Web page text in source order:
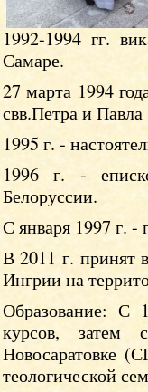
1992-1994 гг.
Самаре.
27 марта 1994
свв.Петра и
1995 г. -
1996 г. -
Белоруссии.
С января 1997 г.
В 2011 г. принят
Ингрии на
Образование: С
курсов, затем
Новосаратовке
теологической